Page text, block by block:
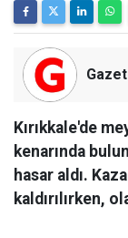
Kırıkkale'de
kenarında
hasar aldı.
kaldırılırken,